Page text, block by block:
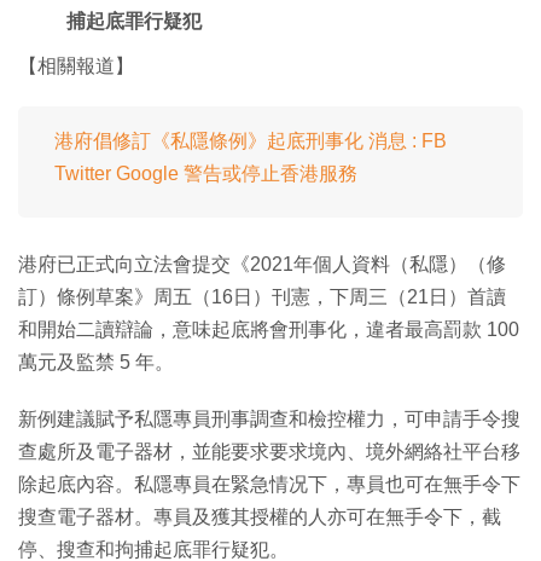
捕起底罪行疑犯
【相關報道】
港府倡修訂《私隱條例》起底刑事化 消息 : FB
Twitter Google 警告或停止香港服務
港府已正式向立法會提交《2021年個人資料（私隱）（修
訂）條例草案》周五（16日）刊憲，下周三（21日）首讀
和開始二讀辯論，意味起底將會刑事化，違者最高罰款 100
萬元及監禁 5 年。
新例建議賦予私隱專員刑事調查和檢控權力，可申請手令搜
查處所及電子器材，並能要求要求境內、境外網絡社平台移
除起底內容。私隱專員在緊急情况下，專員也可在無手令下
搜查電子器材。專員及獲其授權的人亦可在無手令下，截
停、搜查和拘捕起底罪行疑犯。